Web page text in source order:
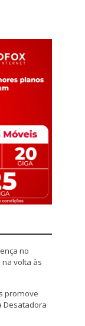
no
volta às
promove
Desatadora